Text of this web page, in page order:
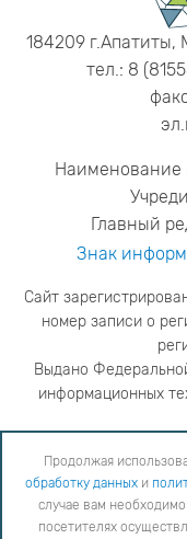
184209 г.Апатиты,
тел.: 8
Главный
Знак
Сайт
номер записи о
Выдано
информационных
адрес
Продолжая использование сайта,
обработки персональных данных
в
данных о посетителях
Продолжая
обработку данных и
случае вам
посетителях